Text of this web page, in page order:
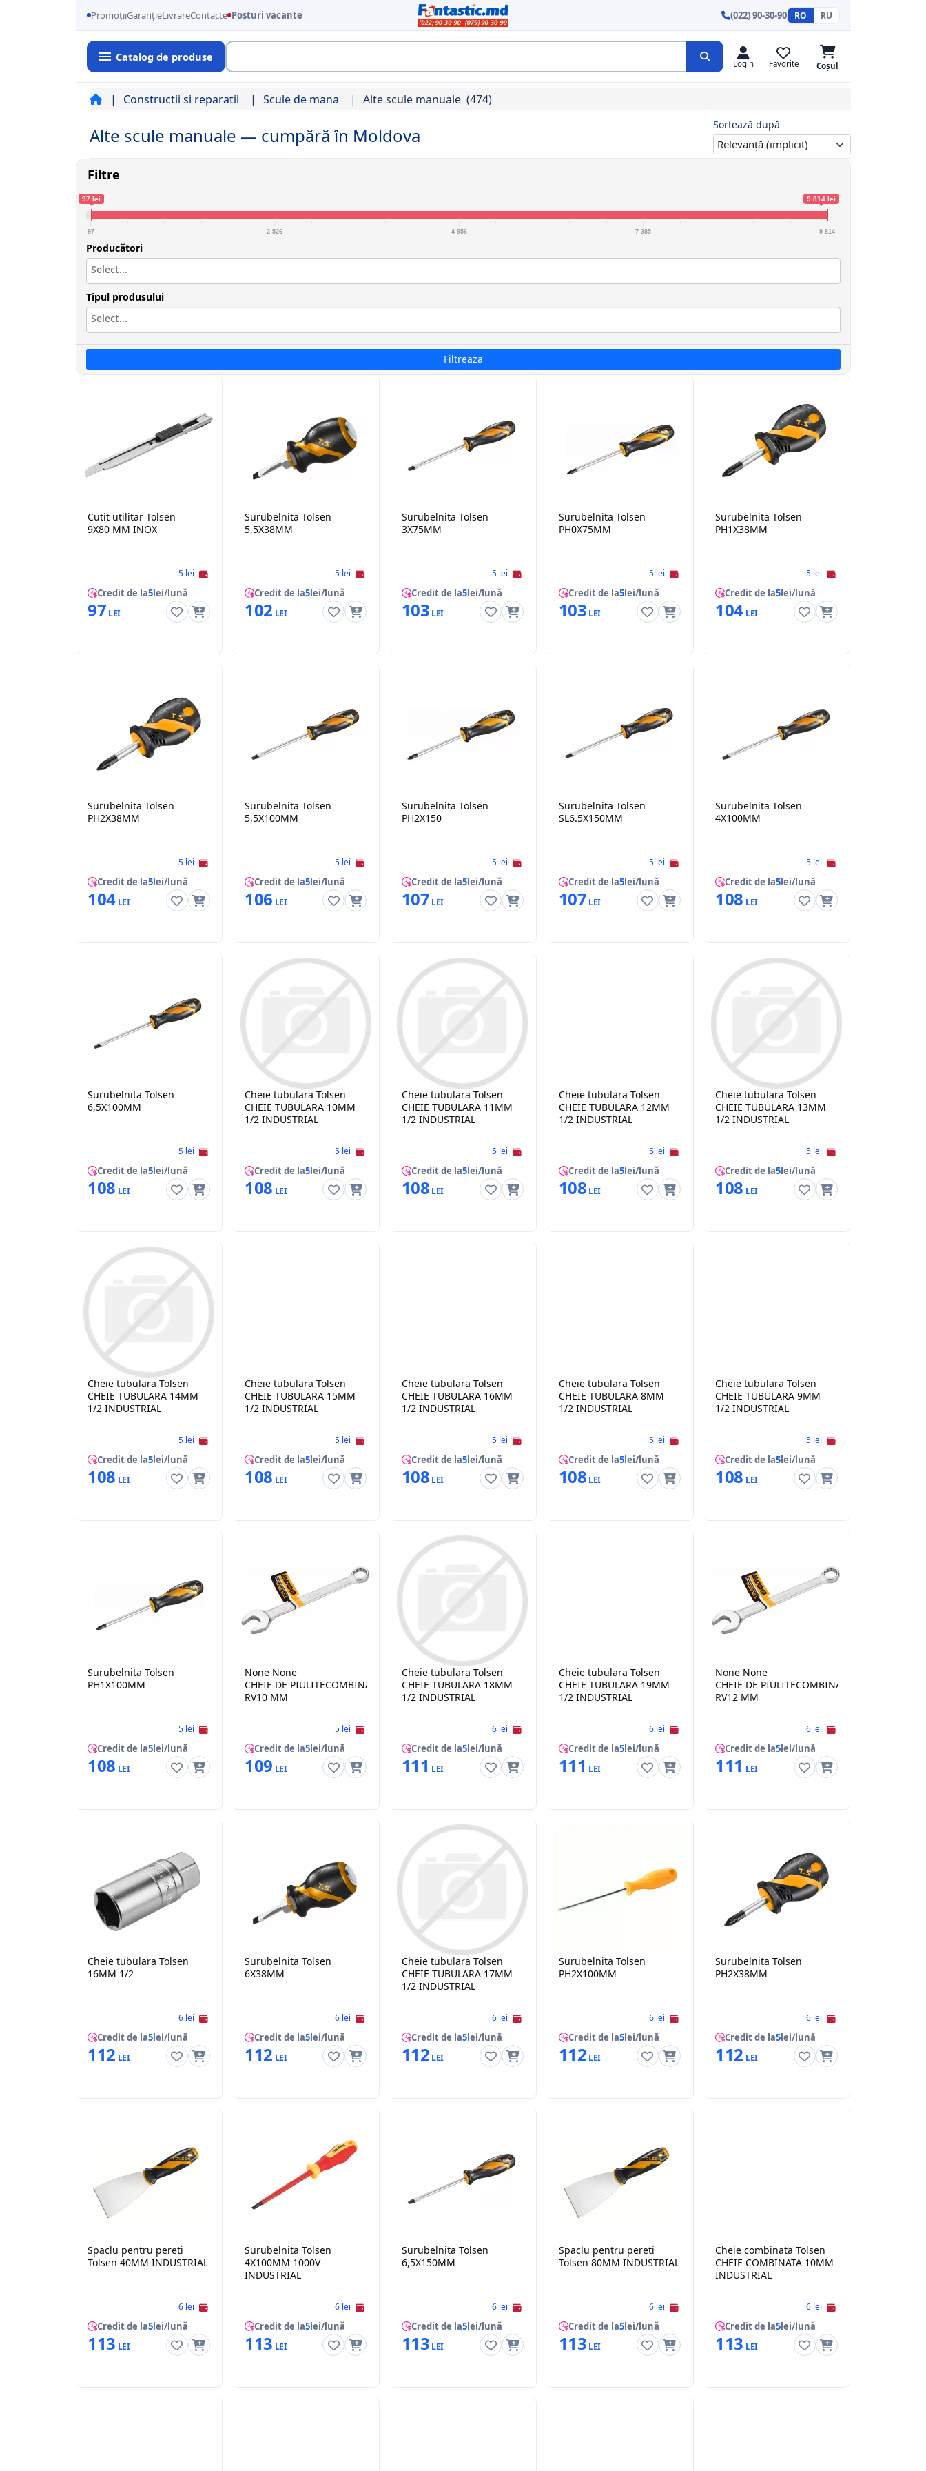
PromoțiiGaranțieLivrareContacte Posturi vacante (022) 90-30-90 RO RU
Catalog de produse
Login Favorite Coșul
Constructii si reparatii Scule de mana Alte scule manuale (474)
Alte scule manuale — cumpără în Moldova Sortează după
Filtre
97 lei 9 814 lei
97 2 526 4 956 7 385 9 814
Producători
Tipul produsului
Filtreaza
Cutit utilitar Tolsen
9X80 MM INOX
5 lei
Credit de la5lei/lună
97
Surubelnita Tolsen
5,5X38MM
5 lei
Credit de la5lei/lună
102
Surubelnita Tolsen
3Х75MM
5 lei
Credit de la5lei/lună
103
Surubelnita Tolsen
PH0X75MM
5 lei
Credit de la5lei/lună
103
Surubelnita Tolsen
PH1X38MM
5 lei
Credit de la5lei/lună
104
Surubelnita Tolsen
PH2X38MM
5 lei
Credit de la5lei/lună
104
Surubelnita Tolsen
5,5X100MM
5 lei
Credit de la5lei/lună
106
Surubelnita Tolsen
PH2X150
5 lei
Credit de la5lei/lună
107
Surubelnita Tolsen
SL6.5X150MM
5 lei
Credit de la5lei/lună
107
Surubelnita Tolsen
4X100MM
5 lei
Credit de la5lei/lună
108
Surubelnita Tolsen
6,5X100MM
5 lei
Credit de la5lei/lună
108
Cheie tubulara Tolsen
CHEIE TUBULARA 10MM
1/2 INDUSTRIAL
5 lei
Credit de la5lei/lună
108
Cheie tubulara Tolsen
CHEIE TUBULARA 11MM
1/2 INDUSTRIAL
5 lei
Credit de la5lei/lună
108
Cheie tubulara Tolsen
CHEIE TUBULARA 12MM
1/2 INDUSTRIAL
5 lei
Credit de la5lei/lună
108
Cheie tubulara Tolsen
CHEIE TUBULARA 13MM
1/2 INDUSTRIAL
5 lei
Credit de la5lei/lună
108
Cheie tubulara Tolsen
CHEIE TUBULARA 14MM
1/2 INDUSTRIAL
5 lei
Credit de la5lei/lună
108
Cheie tubulara Tolsen
CHEIE TUBULARA 15MM
1/2 INDUSTRIAL
5 lei
Credit de la5lei/lună
108
Cheie tubulara Tolsen
CHEIE TUBULARA 16MM
1/2 INDUSTRIAL
5 lei
Credit de la5lei/lună
108
Cheie tubulara Tolsen
CHEIE TUBULARA 8MM
1/2 INDUSTRIAL
5 lei
Credit de la5lei/lună
108
Cheie tubulara Tolsen
CHEIE TUBULARA 9MM
1/2 INDUSTRIAL
5 lei
Credit de la5lei/lună
108
Surubelnita Tolsen
PH1X100MM
5 lei
Credit de la5lei/lună
108
None None
CHEIE DE PIULITECOMBINATA TOLSEN C-
RV10 MM
5 lei
Credit de la5lei/lună
109
Cheie tubulara Tolsen
CHEIE TUBULARA 18MM
1/2 INDUSTRIAL
6 lei
Credit de la5lei/lună
111
Cheie tubulara Tolsen
CHEIE TUBULARA 19MM
1/2 INDUSTRIAL
6 lei
Credit de la5lei/lună
111
None None
CHEIE DE PIULITECOMBINATA TOLSEN C-
RV12 MM
6 lei
Credit de la5lei/lună
111
Cheie tubulara Tolsen
16MM 1/2
6 lei
Credit de la5lei/lună
112
Surubelnita Tolsen
6X38MM
6 lei
Credit de la5lei/lună
112
Cheie tubulara Tolsen
CHEIE TUBULARA 17MM
1/2 INDUSTRIAL
6 lei
Credit de la5lei/lună
112
Surubelnita Tolsen
PH2X100MM
6 lei
Credit de la5lei/lună
112
Surubelnita Tolsen
PH2X38MM
6 lei
Credit de la5lei/lună
112
Spaclu pentru pereti
Tolsen 40MM INDUSTRIAL
6 lei
Credit de la5lei/lună
113
Surubelnita Tolsen
4X100MM 1000V
INDUSTRIAL
6 lei
Credit de la5lei/lună
113
Surubelnita Tolsen
6,5X150MM
6 lei
Credit de la5lei/lună
113
Spaclu pentru pereti
Tolsen 80MM INDUSTRIAL
6 lei
Credit de la5lei/lună
113
Cheie combinata Tolsen
CHEIE COMBINATA 10MM
INDUSTRIAL
6 lei
Credit de la5lei/lună
113